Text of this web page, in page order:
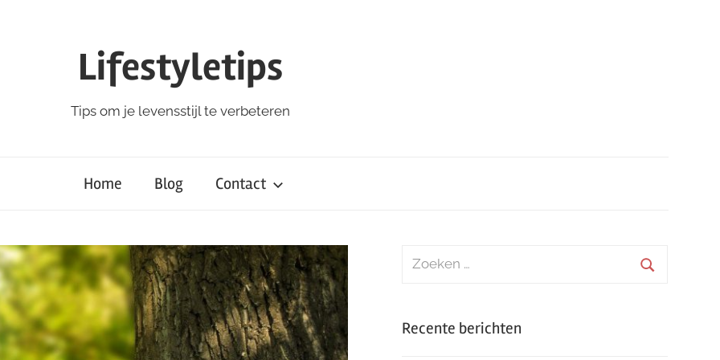
Lifestyletips
Tips om je levensstijl te verbeteren
Home Blog Contact
Zoeken
Recente berichten